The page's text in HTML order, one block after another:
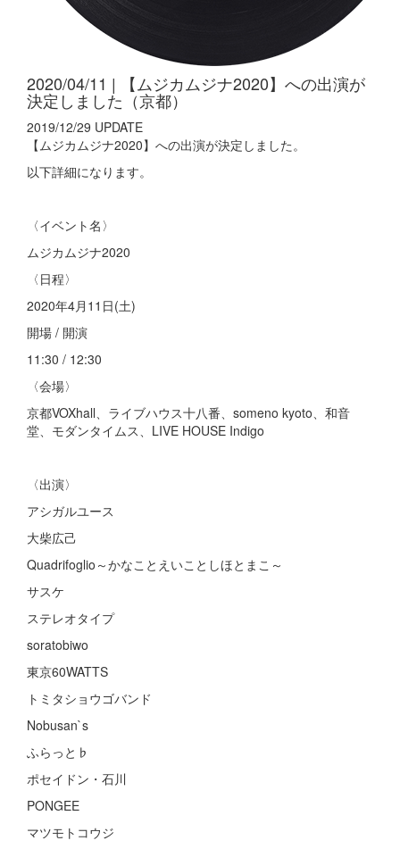
2020/04/11 | 【ムジカムジナ2020】への出演が
決定しました（京都）
2019/12/29 UPDATE
【ムジカムジナ2020】への出演が決定しました。
以下詳細になります。
〈イベント名〉
ムジカムジナ2020
〈日程〉
2020年4月11日(土)
開場 / 開演
11:30 / 12:30
〈会場〉
京都VOXhall、ライブハウス十八番、someno kyoto、和音
堂、モダンタイムス、LIVE HOUSE Indigo
〈出演〉
アシガルユース
大柴広己
Quadrifoglio～かなことえいことしほとまこ～
サスケ
ステレオタイプ
soratobiwo
東京60WATTS
トミタショウゴバンド
Nobusan`s
ふらっと♭
ポセイドン・石川
PONGEE
マツモトコウジ